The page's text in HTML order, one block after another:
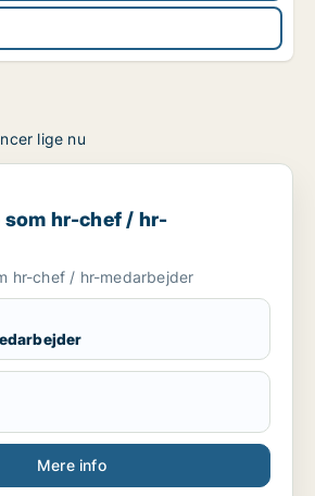
lige nu
hr-chef / hr-medarbejder
som hr-chef / hr-
hr-chef / hr-medarbejder
Mere info